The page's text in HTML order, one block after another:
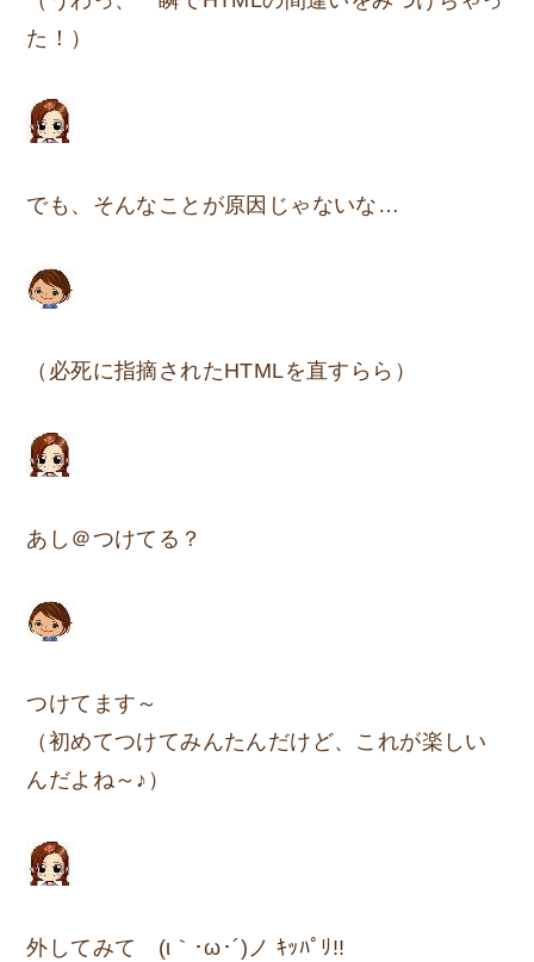
た！）
でも、そんなことが原因じゃないな…
（必死に指摘されたHTMLを直すらら）
あし＠つけてる？
つけてます～
（初めてつけてみんたんだけど、これが楽しい
んだよね～♪）
外してみて (ι｀･ω･´)ノ ｷｯﾊﾟﾘ!!